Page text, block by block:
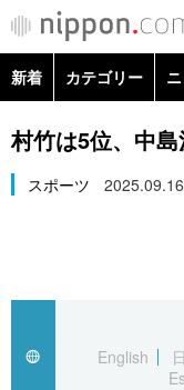
新着 カテゴリー
政治・外交
経済・ビジネス
社会
文化
村竹は5位、中
スポーツ
English